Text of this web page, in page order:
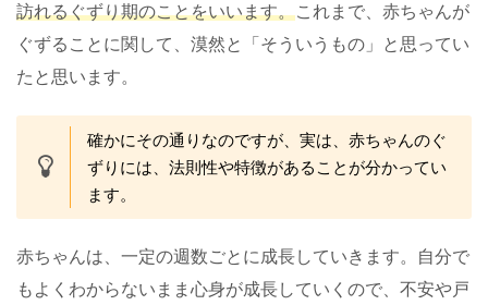
訪れるぐずり期のことをいいます。これまで、赤ちゃんが
ぐずることに関して、漠然と「そういうもの」と思ってい
たと思います。
確かにその通りなのですが、実は、赤ちゃんのぐ
ずりには、法則性や特徴があることが分かってい
ます。
赤ちゃんは、一定の週数ごとに成長していきます。自分で
もよくわからないまま心身が成長していくので、不安や戸